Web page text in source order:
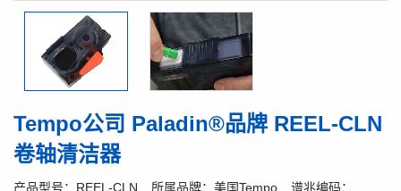
Tempo公司 Paladin®品牌 REEL-CLN
卷轴清洁器
产品型号：REEL-CLN 所属品牌：美国Tempo 谱兆编码：